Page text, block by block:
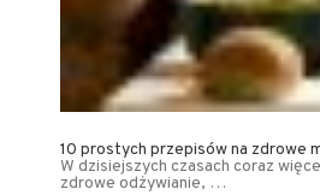
10 prostych przepisów na zdrowe
W dzisiejszych czasach coraz
zdrowe odżywianie, …